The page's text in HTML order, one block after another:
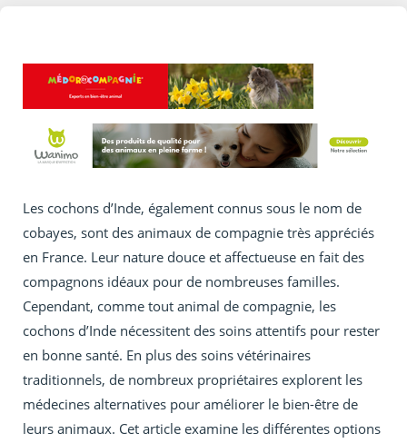
Les cochons d’Inde, également connus sous le nom de
cobayes, sont des animaux de compagnie très appréciés
en France. Leur nature douce et affectueuse en fait des
compagnons idéaux pour de nombreuses familles.
Cependant, comme tout animal de compagnie, les
cochons d’Inde nécessitent des soins attentifs pour rester
en bonne santé. En plus des soins vétérinaires
traditionnels, de nombreux propriétaires explorent les
médecines alternatives pour améliorer le bien-être de
leurs animaux. Cet article examine les différentes options